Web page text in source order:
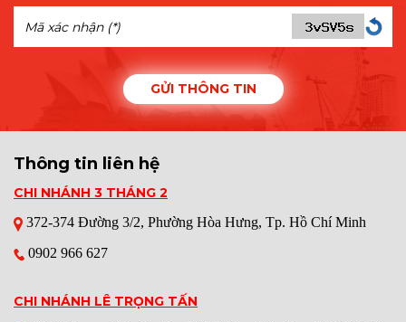
GỬI THÔNG TIN
Thông tin liên hệ
CHI NHÁNH 3 THÁNG 2
372-374 Đường 3/2, Phường Hòa Hưng, Tp. Hồ Chí Minh
0902 966 627
CHI NHÁNH LÊ TRỌNG TẤN